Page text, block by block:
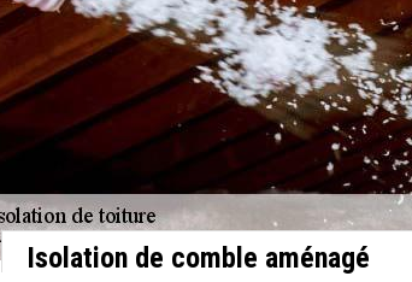
Isolation de comble aménagé